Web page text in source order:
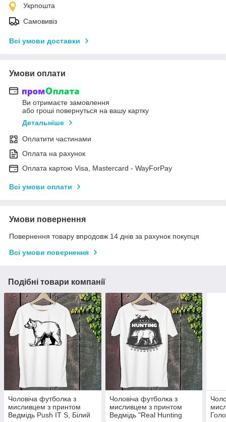
Укрпошта
Самовивіз
Всі умови доставки
Умови оплати
Ви отримаєте замовлення
або гроші повернуться на вашу картку
Детальніше
Оплатити частинами
Оплата на рахунок
Оплата картою Visa, Mastercard - WayForPay
Всі умови оплати
Умови повернення
Повернення товару впродовж 14 днів за рахунок покупця
Всі умови повернення
Подібні товари компанії
Чоловіча футболка з
мисливцем з принтом
Ведмідь Push IT S, Білий
Чоловіча футболка з
мисливцем з принтом
Ведмідь "Real Hunting